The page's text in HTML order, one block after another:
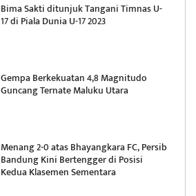
Bima Sakti ditunjuk Tangani Timnas U-
17 di Piala Dunia U-17 2023
Gempa Berkekuatan 4,8 Magnitudo
Guncang Ternate Maluku Utara
Menang 2-0 atas Bhayangkara FC, Persib
Bandung Kini Bertengger di Posisi
Kedua Klasemen Sementara